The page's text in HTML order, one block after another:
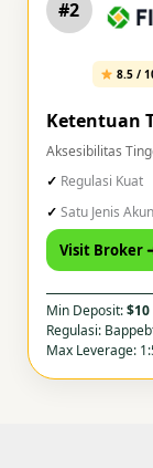
#2
8.5 /
Ketentuan
Aksesibilitas
Regulasi Kuat
Satu Jenis Akun
Visit Broker
Min Deposit:$10
Regulasi:
Max Leverage: